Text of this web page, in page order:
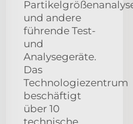
und andere
führende Test-
und
Analysegeräte.
Das
Technologiezentrum
beschäftigt
über 10
technische